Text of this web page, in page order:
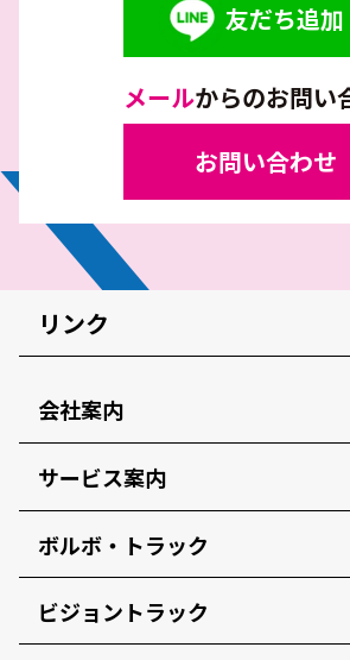
友だち追加
メールからのお問い
お問い合わせ
リンク
会社案内
サービス案内
ボルボ・トラック
ビジョントラック